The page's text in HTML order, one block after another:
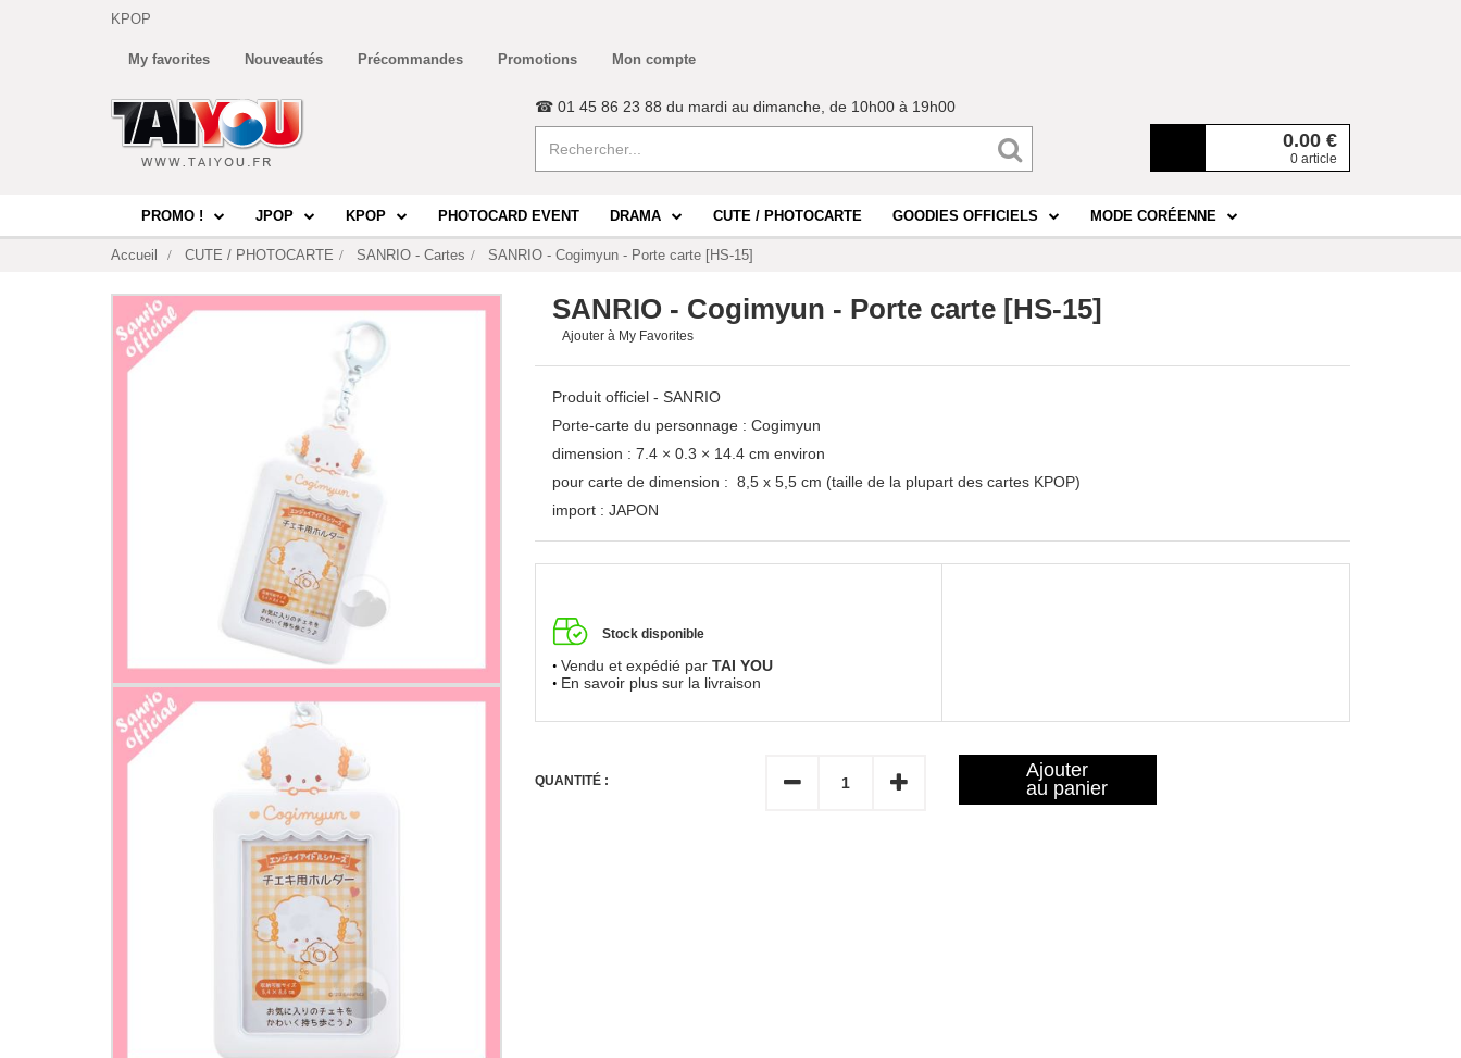
KPOP
My favorites Nouveautés Précommandes Promotions Mon compte
0.00 €
0 article
☎ 01 45 86 23 88 du mardi au dimanche, de 10h00 à 19h00
PROMO ! JPOP KPOP PHOTOCARD EVENT DRAMA CUTE / PHOTOCARTE GOODIES OFFICIELS MODE CORÉENNE
Accueil CUTE / PHOTOCARTE SANRIO - Cartes SANRIO - Cogimyun - Porte carte [HS-15]
SANRIO - Cogimyun - Porte carte [HS-15]
Ajouter à My Favorites
Produit officiel - SANRIO
Porte-carte du personnage : Cogimyun
dimension : 7.4 × 0.3 × 14.4 cm environ
pour carte de dimension : 8,5 x 5,5 cm (taille de la plupart des cartes KPOP)
import : JAPON
Stock disponible
Vendu et expédié par TAI YOU
En savoir plus sur la livraison
QUANTITÉ :
Ajouter
au panier